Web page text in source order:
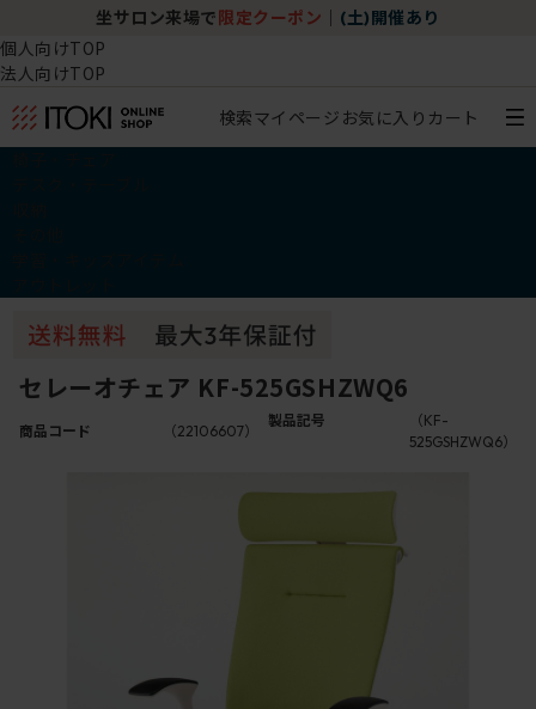
坐サロン来場で 限定クーポン (土)開催あり
個人向けTOP
法人向けTOP
検索マイページ お気に入り カート
セレーオチェア KF-525GSHZWQ6
商品コード （22106607）
製品記号
（KF-
525GSHZWQ6）